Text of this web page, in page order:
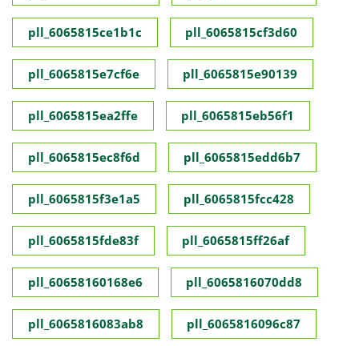
pll_6065815ce1b1c pll_6065815cf3d60
pll_6065815e7cf6e pll_6065815e90139
pll_6065815ea2ffe pll_6065815eb56f1
pll_6065815ec8f6d pll_6065815edd6b7
pll_6065815f3e1a5 pll_6065815fcc428
pll_6065815fde83f pll_6065815ff26af
pll_60658160168e6 pll_6065816070dd8
pll_6065816083ab8 pll_6065816096c87